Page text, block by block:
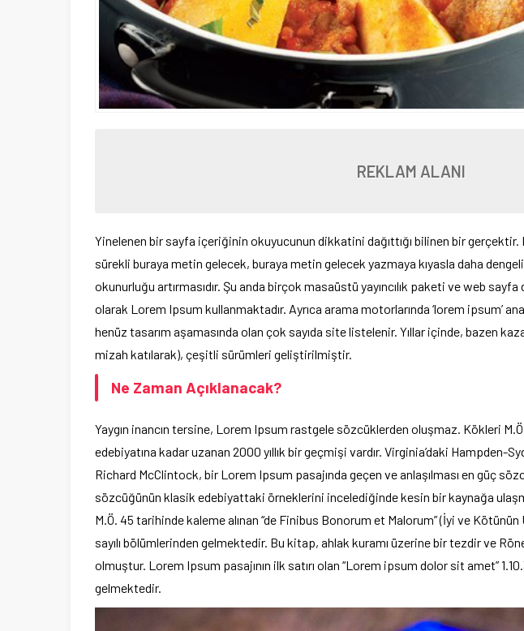
REKLAM ALANI
Yinelenen bir sayfa içeriğinin okuyucunun dikkatini dağıttığı bilinen bir gerçektir.
sürekli buraya metin gelecek, buraya metin gelecek yazmaya kıyasla daha dengeli
okunurluğu artırmasıdır. Şu anda birçok masaüstü yayıncılık paketi ve web
olarak Lorem Ipsum kullanmaktadır. Ayrıca arama motorlarında ‘lorem ipsum’
henüz tasarım aşamasında olan çok sayıda site listelenir. Yıllar içinde, bazen
mizah katılarak), çeşitli sürümleri geliştirilmiştir.
Ne Zaman Açıklanacak?
Yaygın inancın tersine, Lorem Ipsum rastgele sözcüklerden oluşmaz. Kökleri
edebiyatına kadar uzanan 2000 yıllık bir geçmişi vardır. Virginia’daki Hampden-
Richard McClintock, bir Lorem Ipsum pasajında geçen ve anlaşılması en güç
sözcüğünün klasik edebiyattaki örneklerini incelediğinde kesin bir kaynağa
M.Ö. 45 tarihinde kaleme alınan “de Finibus Bonorum et Malorum” (İyi ve Kötünün
sayılı bölümlerinden gelmektedir. Bu kitap, ahlak kuramı üzerine bir tezdir ve
olmuştur. Lorem Ipsum pasajının ilk satırı olan “Lorem ipsum dolor sit amet”
gelmektedir.